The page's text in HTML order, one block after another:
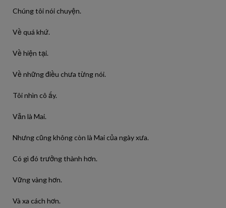
Chúng tôi nói chuyện.
Về quá khứ.
Về hiện tại.
Về những điều chưa từng nói.
Tôi nhìn cô ấy.
Vẫn là Mai.
Nhưng cũng không còn là Mai của ngày xưa.
Có gì đó trưởng thành hơn.
Vững vàng hơn.
Và xa cách hơn.